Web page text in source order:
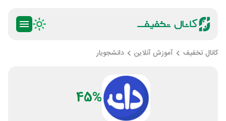
کانال تخفیف آموزش آنلاین دانشجویار
45%